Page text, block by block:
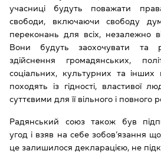
учасниці будуть поважати
свободи, включаючи свободу
переконань для всіх, незалежно
Вони будуть заохочувати та
здійснення громадянських,
соціальних, культурних та інших
походять із гідності, властивої
суттєвими для її вільного і повного
Радянський союз також був
угод і взяв на себе зобов’язання
це залишилося декларацією, не